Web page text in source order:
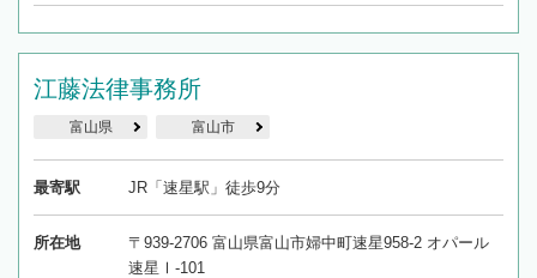
江藤法律事務所
富山県 富山市
最寄駅 JR「速星駅」徒歩9分
所在地
〒939-2706 富山県富山市婦中町速星958-2 オパール
速星Ⅰ-101